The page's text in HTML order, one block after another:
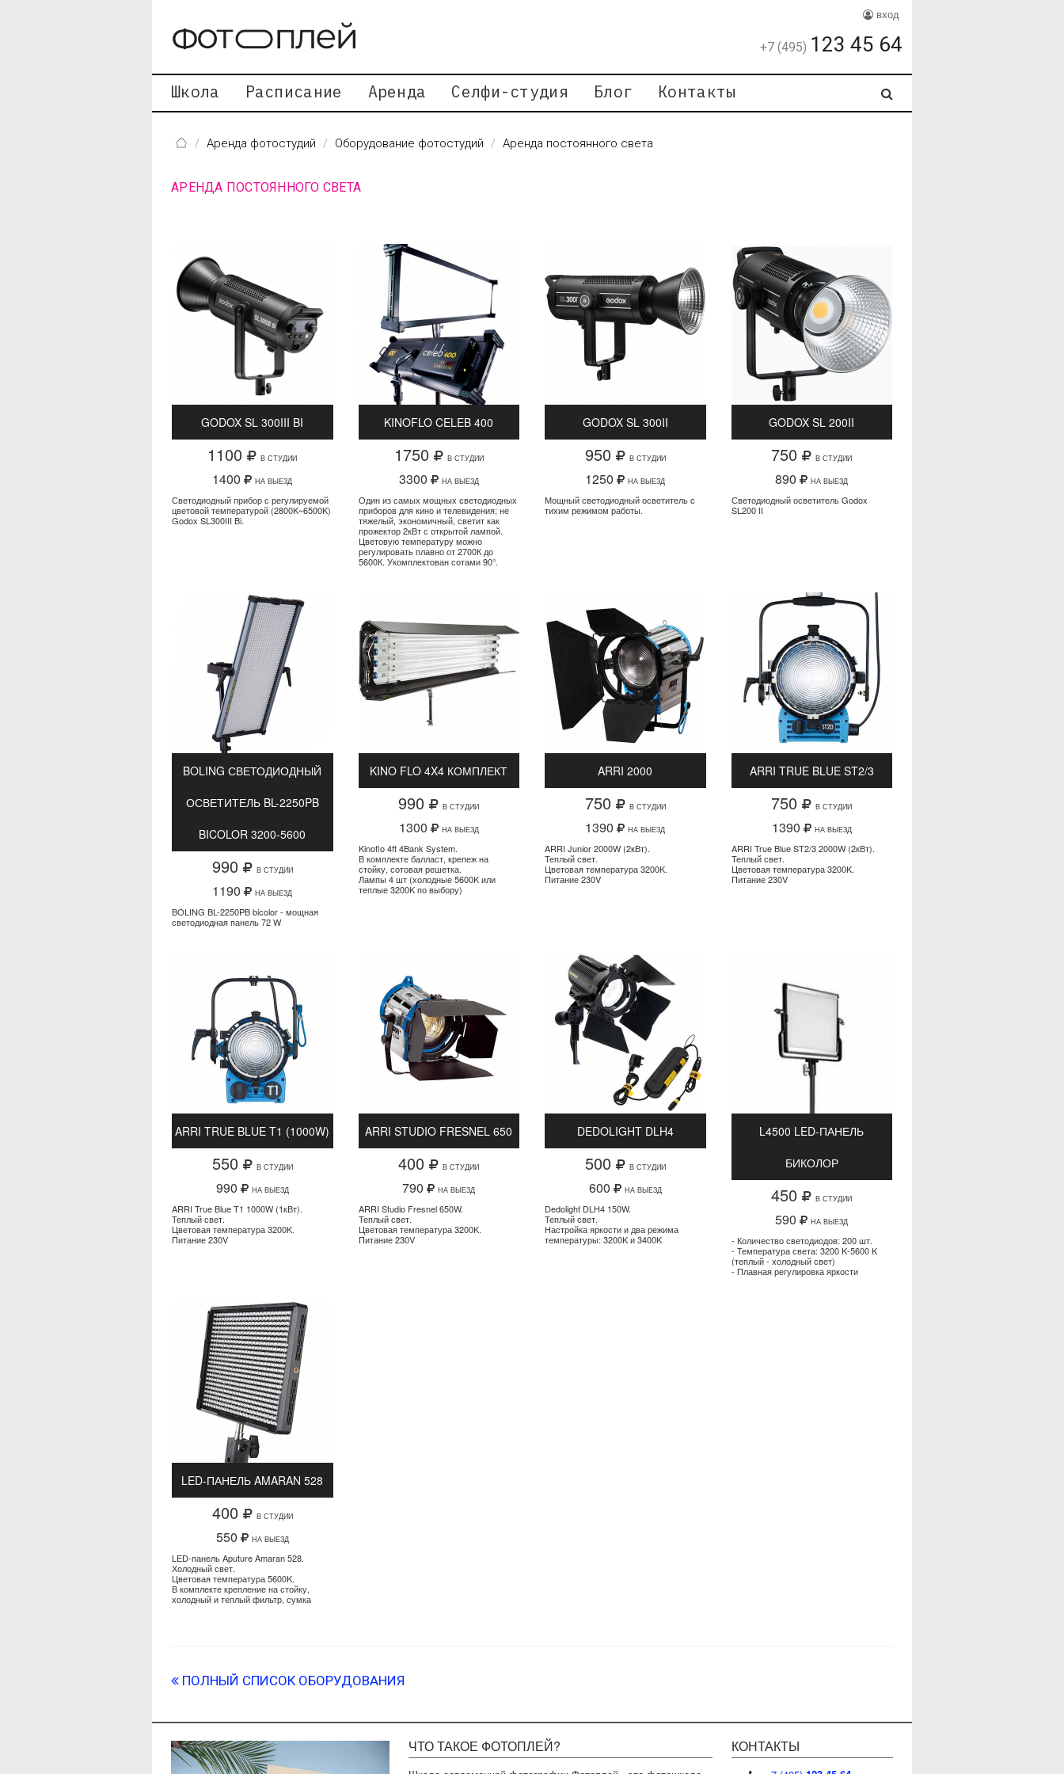
вход
+7 (495) 123 45 64
Школа Расписание Аренда Селфи-студия Блог Контакты
Аренда фотостудий Оборудование фотостудий Аренда постоянного света
АРЕНДА ПОСТОЯННОГО СВЕТА
GODOX SL 300III BI
1100 В СТУДИИ
1400 НА ВЫЕЗД
Светодиодный прибор с регулируемой
цветовой температурой (2800K~6500K)
Godox SL300III Bi.
KINOFLO CELEB 400
1750 В СТУДИИ
3300 НА ВЫЕЗД
Один из самых мощных светодиодных
приборов для кино и телевидения; не
тяжелый, экономичный, светит как
прожектор 2кВт с открытой лампой.
Цветовую температуру можно
регулировать плавно от 2700К до
5600К. Укомплектован сотами 90°.
GODOX SL 300II
950 В СТУДИИ
1250 НА ВЫЕЗД
Мощный светодиодный осветитель c
тихим режимом работы.
GODOX SL 200II
750 В СТУДИИ
890 НА ВЫЕЗД
Светодиодный осветитель Godox
SL200 II
BOLING СВЕТОДИОДНЫЙ
ОСВЕТИТЕЛЬ BL-2250PB
BICOLOR 3200-5600
990 В СТУДИИ
1190 НА ВЫЕЗД
BOLING BL-2250PB bicolor - мощная
светодиодная панель 72 W
KINO FLO 4X4 КОМПЛЕКТ
990 В СТУДИИ
1300 НА ВЫЕЗД
Kinoflo 4ft 4Bank System.
В комплекте балласт, крепеж на
стойку, сотовая решетка.
Лампы 4 шт (холодные 5600K или
теплые 3200K по выбору)
ARRI 2000
750 В СТУДИИ
1390 НА ВЫЕЗД
ARRI Junior 2000W (2кВт).
Теплый свет.
Цветовая температура 3200K.
Питание 230V
ARRI TRUE BLUE ST2/3
750 В СТУДИИ
1390 НА ВЫЕЗД
ARRI True Blue ST2/3 2000W (2кВт).
Теплый свет.
Цветовая температура 3200K.
Питание 230V
ARRI TRUE BLUE T1 (1000W)
550 В СТУДИИ
990 НА ВЫЕЗД
ARRI True Blue T1 1000W (1кВт).
Теплый свет.
Цветовая температура 3200K.
Питание 230V
ARRI STUDIO FRESNEL 650
400 В СТУДИИ
790 НА ВЫЕЗД
ARRI Studio Fresnel 650W.
Теплый свет.
Цветовая температура 3200K.
Питание 230V
DEDOLIGHT DLH4
500 В СТУДИИ
600 НА ВЫЕЗД
Dedolight DLH4 150W.
Теплый свет.
Настройка яркости и два режима
температуры: 3200K и 3400K
L4500 LED-ПАНЕЛЬ
БИКОЛОР
450 В СТУДИИ
590 НА ВЫЕЗД
- Количество светодиодов: 200 шт.
- Температура света: 3200 K-5600 K
(теплый - холодный свет)
- Плавная регулировка яркости
LED-ПАНЕЛЬ AMARAN 528
400 В СТУДИИ
550 НА ВЫЕЗД
LED-панель Aputure Amaran 528.
Холодный свет.
Цветовая температура 5600K.
В комплекте крепление на стойку,
холодный и теплый фильтр, сумка
ПОЛНЫЙ СПИСОК ОБОРУДОВАНИЯ
ЧТО ТАКОЕ ФОТОПЛЕЙ? КОНТАКТЫ